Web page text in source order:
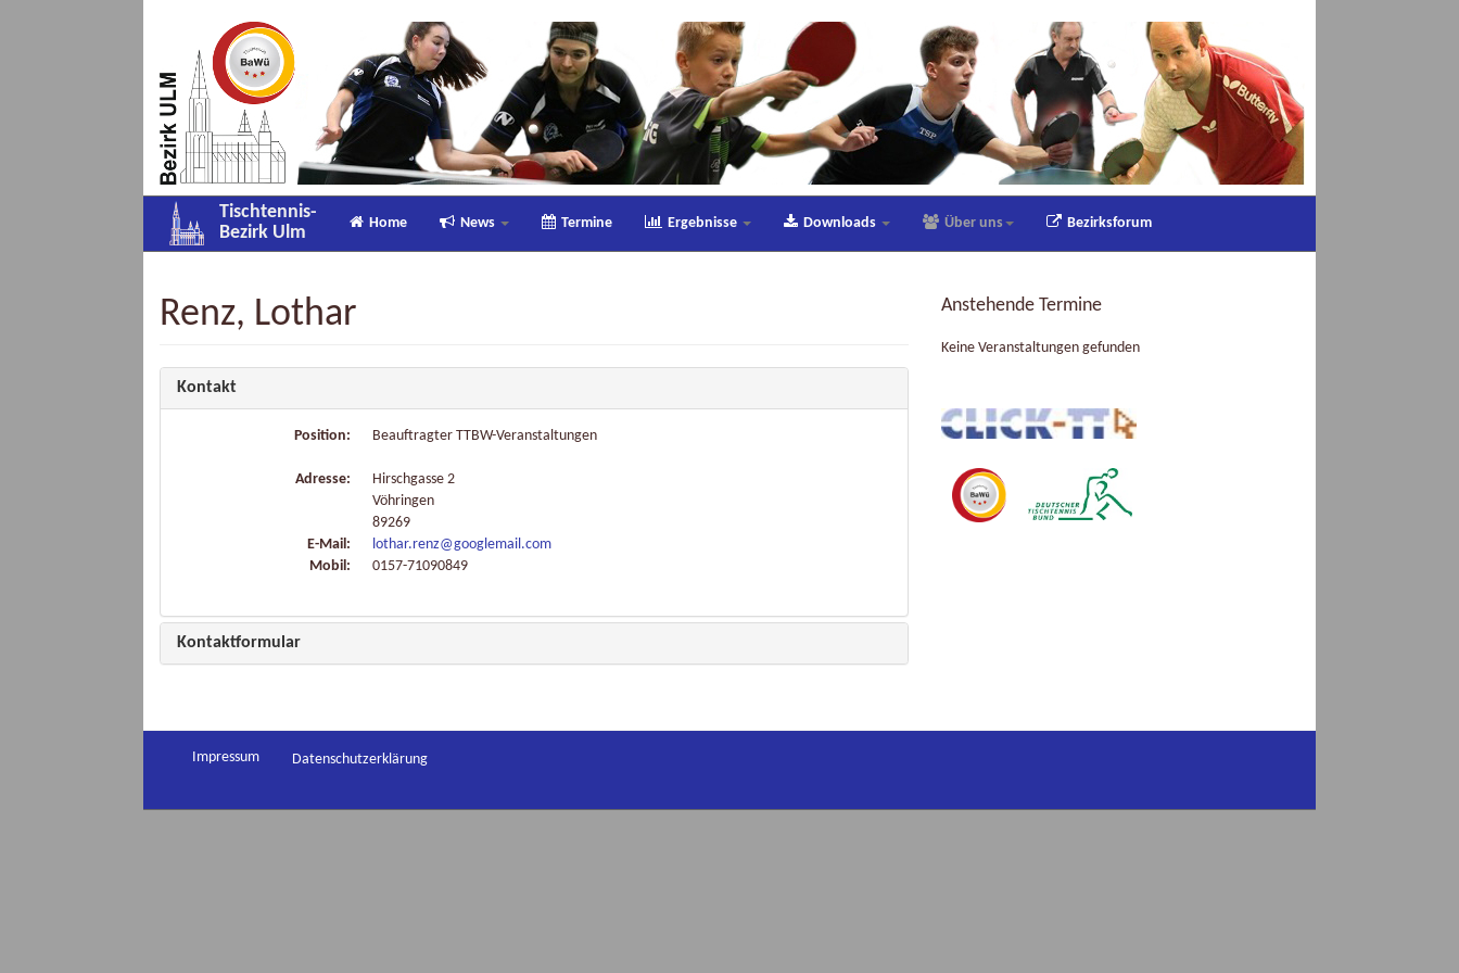
Tischtennis-
Bezirk Ulm
Home News Termine Ergebnisse Downloads Über uns Bezirksforum
Renz, Lothar
Kontakt
Position: Beauftragter TTBW-Veranstaltungen
Adresse:
Hirschgasse 2
Vöhringen
89269
E-Mail:
lothar.renz@googlemail.com
Mobil:
0157-71090849
Kontaktformular
Anstehende Termine
Keine Veranstaltungen gefunden
Impressum Datenschutzerklärung